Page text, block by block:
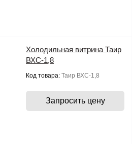
Холодильная витрина Таир
ВХС-1,8
Код товара: Таир ВХС-1,8
Запросить цену